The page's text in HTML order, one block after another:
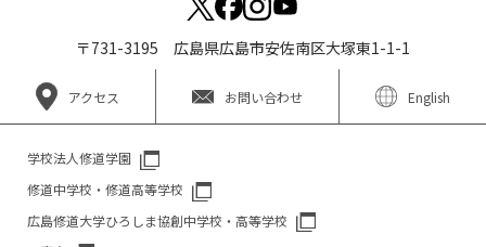
〒731-3195 広島県広島市安佐南区大塚東1-1-1
アクセス お問い合わせ English
学校法人修道学園
修道中学校・修道高等学校
広島修道大学ひろしま協創中学校・高等学校